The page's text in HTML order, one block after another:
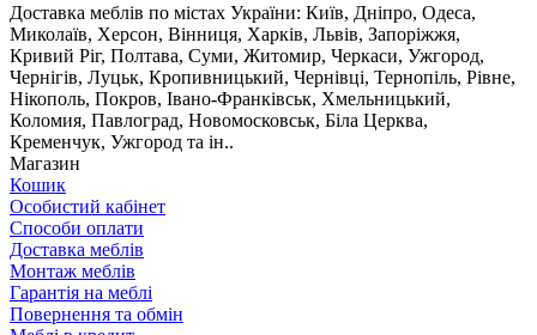
Доставка меблів по містах України: Київ, Дніпро, Одеса,
Миколаїв, Херсон, Вінниця, Харків, Львів, Запоріжжя,
Кривий Ріг, Полтава, Суми, Житомир, Черкаси, Ужгород,
Чернігів, Луцьк, Кропивницький, Чернівці, Тернопіль, Рівне,
Нікополь, Покров, Івано-Франківськ, Хмельницький,
Коломия, Павлоград, Новомосковськ, Біла Церква,
Кременчук, Ужгород та ін..
Магазин
Кошик
Особистий кабінет
Способи оплати
Доставка меблів
Монтаж меблів
Гарантія на меблі
Повернення та обмін